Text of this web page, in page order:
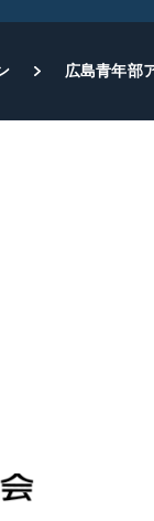
広島青年部